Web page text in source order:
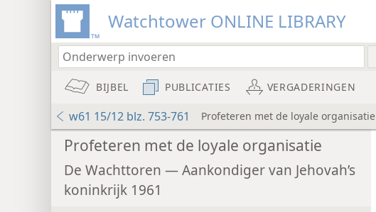
Watchtower ONLINE LIBRARY
BIJBEL PUBLICATIES VERGADERINGEN
w61 15/12 blz. 753-761 Profeteren met de loyale organisatie
Profeteren met de loyale organisatie
De Wachttoren — Aankondiger van Jehovah’s
koninkrijk 1961